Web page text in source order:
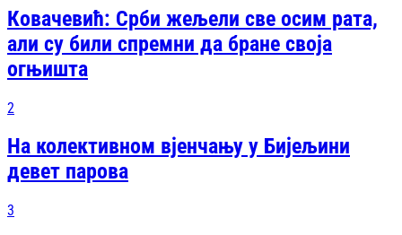
Ковачевић: Срби жељели све осим рата,
али су били спремни да бране своја
огњишта
2
На колективном вјенчању у Бијељини
девет парова
3